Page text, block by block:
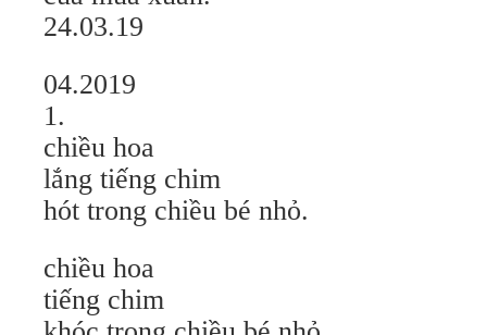
24.03.19
04.2019
1.
chiều hoa
lắng tiếng chim
hót trong chiều bé nhỏ.
chiều hoa
tiếng chim